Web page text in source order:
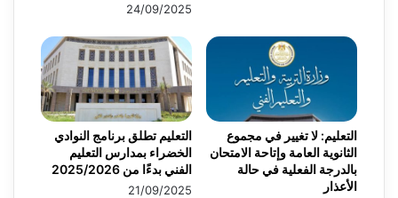
24/09/2025
التعليم تطلق برنامج النوادي
الخضراء بمدارس التعليم
الفني بدءًا من 2025/2026
21/09/2025
التعليم: لا تغيير في مجموع
الثانوية العامة وإتاحة الامتحان
بالدرجة الفعلية في حالة
الأعذار